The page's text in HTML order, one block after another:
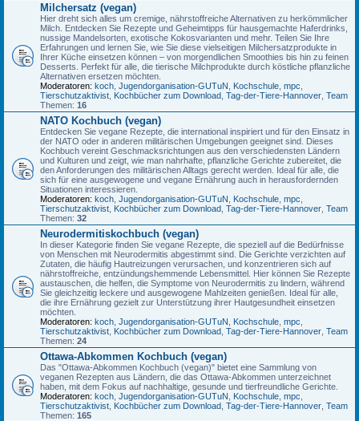
Milchersatz (vegan)
Hier dreht sich alles um cremige, nährstoffreiche Alternativen zu herkömmlicher
Milch. Entdecken Sie Rezepte und Geheimtipps für hausgemachte Haferdrinks,
nussige Mandelsorten, exotische Kokosvarianten und mehr. Teilen Sie Ihre
Erfahrungen und lernen Sie, wie Sie diese vielseitigen Milchersatzprodukte in
Ihrer Küche einsetzen können – von morgendlichen Smoothies bis hin zu feinen
Desserts. Perfekt für alle, die tierische Milchprodukte durch köstliche pflanzliche
Alternativen ersetzen möchten.
Moderatoren: koch Jugendorganisation-GUTuN Kochschule mpc
Tierschutzaktivist Kochbücher zum Download Tag-der-Tiere-Hannover Team
Themen: 16
NATO Kochbuch (vegan)
Entdecken Sie vegane Rezepte, die international inspiriert und für den Einsatz in
der NATO oder in anderen militärischen Umgebungen geeignet sind. Dieses
Kochbuch vereint Geschmacksrichtungen aus den verschiedensten Ländern
und Kulturen und zeigt, wie man nahrhafte, pflanzliche Gerichte zubereitet, die
den Anforderungen des militärischen Alltags gerecht werden. Ideal für alle, die
sich für eine ausgewogene und vegane Ernährung auch in herausfordernden
Situationen interessieren.
Moderatoren: koch Jugendorganisation-GUTuN Kochschule mpc
Tierschutzaktivist Kochbücher zum Download Tag-der-Tiere-Hannover Team
Themen: 32
Neurodermitiskochbuch (vegan)
In dieser Kategorie finden Sie vegane Rezepte, die speziell auf die Bedürfnisse
von Menschen mit Neurodermitis abgestimmt sind. Die Gerichte verzichten auf
Zutaten, die häufig Hautreizungen verursachen, und konzentrieren sich auf
nährstoffreiche, entzündungshemmende Lebensmittel. Hier können Sie Rezepte
austauschen, die helfen, die Symptome von Neurodermitis zu lindern, während
Sie gleichzeitig leckere und ausgewogene Mahlzeiten genießen. Ideal für alle,
die ihre Ernährung gezielt zur Unterstützung ihrer Hautgesundheit einsetzen
möchten.
Moderatoren: koch Jugendorganisation-GUTuN Kochschule mpc
Tierschutzaktivist Kochbücher zum Download Tag-der-Tiere-Hannover Team
Themen: 24
Ottawa-Abkommen Kochbuch (vegan)
Das "Ottawa-Abkommen Kochbuch (vegan)" bietet eine Sammlung von
veganen Rezepten aus Ländern, die das Ottawa-Abkommen unterzeichnet
haben, mit dem Fokus auf nachhaltige, gesunde und tierfreundliche Gerichte.
Moderatoren: koch Jugendorganisation-GUTuN Kochschule mpc
Tierschutzaktivist Kochbücher zum Download Tag-der-Tiere-Hannover Team
Themen: 165